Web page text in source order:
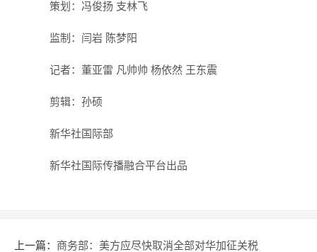
策划：冯俊扬 支林飞
监制：闫岩 陈梦阳
记者：董亚雷 凡帅帅 杨依然 王东震
剪辑：孙硕
新华社国际部
新华社国际传播融合平台出品
上一篇： 商务部：美方应尽快取消全部对华加征关税